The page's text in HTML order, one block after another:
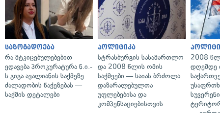
საზოგადოება
რა მტკიცებულებებით
ედავება პროკურატურა ნ.ი.-
ს გიგა ავალიანის საქმეზე
ძალადობის წაქეზებას —
საქმის დეტალები
პოლიტიკა
სტრასბურგის სასამართლო
და 2008 წლის ომის
საქმეები — საიას ბრძოლა
დაზარალებულთა
უფლებებისა და
კომპენსაციებისთვის
2008
დღემდე